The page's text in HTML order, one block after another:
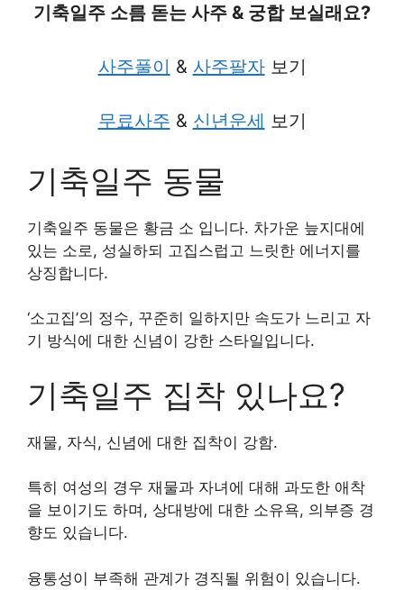
기축일주 소름 돋는 사주 & 궁합 보실래요?
사주풀이 & 사주팔자보기
무료사주 & 신년운세 보기
기축일주 동물
기축일주 동물은 황금 소 입니다. 차가운 늪지대에
있는 소로, 성실하되 고집스럽고 느릿한 에너지를
상징합니다.
‘소고집’의 정수, 꾸준히 일하지만 속도가 느리고 자
기 방식에 대한 신념이 강한 스타일입니다.
기축일주 집착 있나요?
재물, 자식, 신념에 대한 집착이 강함.
특히 여성의 경우 재물과 자녀에 대해 과도한 애착
을 보이기도 하며, 상대방에 대한 소유욕, 의부증 경
향도 있습니다.
융통성이 부족해 관계가 경직될 위험이 있습니다.